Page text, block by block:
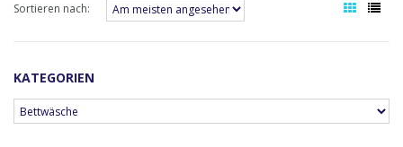
Sortieren nach:
KATEGORIEN